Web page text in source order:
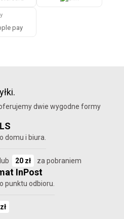
dwie wygodne formy
domu i biura.
lub 20 zł za pobraniem
InPost
punktu odbioru.